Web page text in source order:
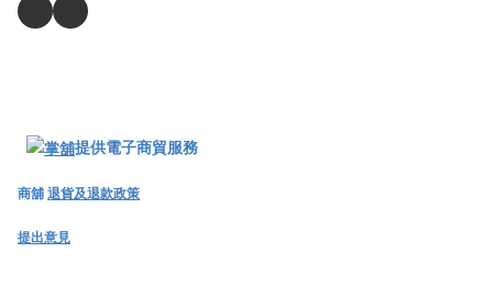
提供電子商貿服務
商舖退貨及退款政策
提出意見